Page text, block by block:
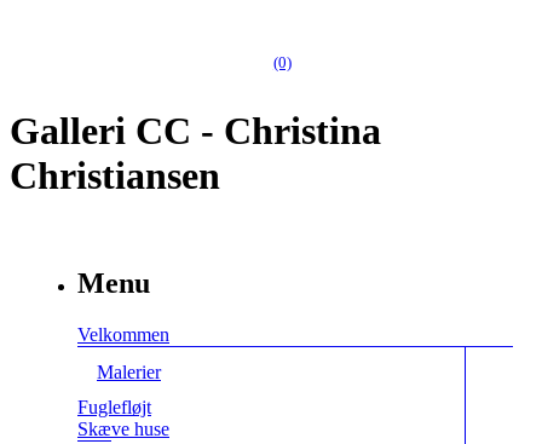
(0)
Galleri CC - Christina
Christiansen
Menu
Velkommen
Malerier
Fuglefløjt
Skæve huse